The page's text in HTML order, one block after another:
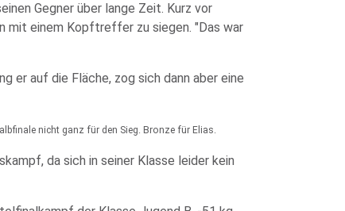
Gegner über lange Zeit. Kurz vor
mit einem Kopftreffer zu siegen. "Das war
er auf die Fläche, zog sich dann aber eine
nicht ganz für den Sieg. Bronze für Elias.
da sich in seiner Klasse leider kein